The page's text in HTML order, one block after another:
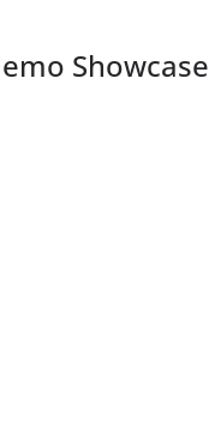
Showcase